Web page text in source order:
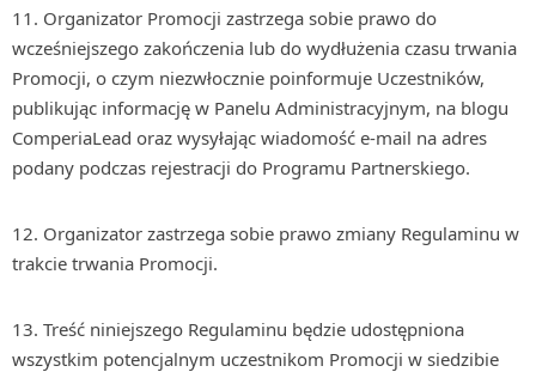
11. Organizator Promocji zastrzega sobie prawo do
wcześniejszego zakończenia lub do wydłużenia czasu trwania
Promocji, o czym niezwłocznie poinformuje Uczestników,
publikując informację w Panelu Administracyjnym, na blogu
ComperiaLead oraz wysyłając wiadomość e-mail na adres
podany podczas rejestracji do Programu Partnerskiego.
12. Organizator zastrzega sobie prawo zmiany Regulaminu w
trakcie trwania Promocji.
13. Treść niniejszego Regulaminu będzie udostępniona
wszystkim potencjalnym uczestnikom Promocji w siedzibie